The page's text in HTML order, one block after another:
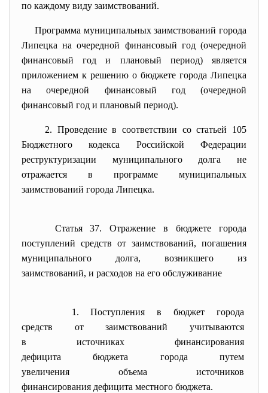
по каждому виду заимствований.
Программа муниципальных заимствований города
Липецка на очередной финансовый год (очередной
финансовый год и плановый период) является
приложением к решению о бюджете города Липецка
на очередной финансовый год (очередной
финансовый год и плановый период).
2. Проведение в соответствии со статьей 105
Бюджетного кодекса Российской Федерации
реструктуризации муниципального долга не
отражается в программе муниципальных
заимствований города Липецка.
Статья 37. Отражение в бюджете города
поступлений средств от заимствований, погашения
муниципального долга, возникшего из
заимствований, и расходов на его обслуживание
1. Поступления в бюджет города
средств от заимствований учитываются
в источниках финансирования
дефицита бюджета города путем
увеличения объема источников
финансирования дефицита местного бюджета.